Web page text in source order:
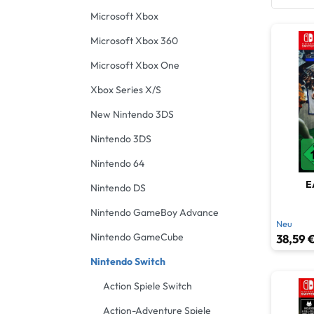
Microsoft Xbox
Microsoft Xbox 360
Microsoft Xbox One
Xbox Series X/S
New Nintendo 3DS
Nintendo 3DS
Nintendo 64
Nintendo DS
Nintendo GameBoy Advance
Nintendo GameCube
Nintendo Switch
Action Spiele Switch
Action-Adventure Spiele
Jump
Neu
38,59